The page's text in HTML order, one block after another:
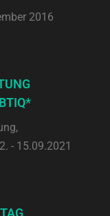
2016
- 15.09.2021